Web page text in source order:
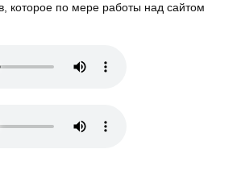
которое по мере работы над сайтом